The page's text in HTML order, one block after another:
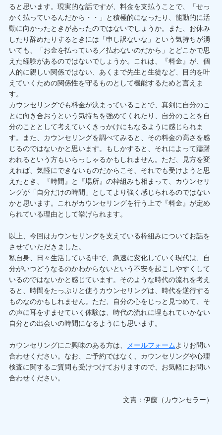
ると思います。現実的な話ですが、料金を支払うことで、「せっ
かく払っているんだから・・」と積極的になったり、能動的に活
動に向かったときがあったのではないでしょうか。また、お休み
したり辞めたりするときには「申し訳ないな」という気持ちが湧
いても、「お金を払っている／払わないのだから」とどこかで思
えた経験があるのではないでしょうか。これは、『料金』が、個
人的に親しい関係ではない、あくまで先生と生徒など、目的を叶
えていくための関係性を守るものとして機能するためと言えま
す。
カウンセリングでも料金が決まっていることで、真剣に自分のこ
とに向き合おうという気持ちを強めてくれたり、自分のことを自
分のこととして考えていくきっかけにもなるように感じられま
す。また、カウンセリングを調べてみると、その料金の高さを感
じるのではないかと思います。もしかすると、それによって躊躇
われるという方もいらっしゃるかもしれません。ただ、見方を変
えれば、気軽にできないものだからこそ、それでも受けようと思
えたとき、『時間』と『場所』の枠組みも相まって、カウンセリ
ングが「自分だけの時間」としてより強く感じられるのではない
かと思います。これがカウンセリングを行う上で『料金』が定め
られている理由として挙げられます。
以上、今回はカウンセリングを支えている枠組みについてお話を
させていただきました。
私自身、日々生活している中で、急速に変化していく現代は、自
分がいつどうなるのかわからないという不安を起こしやすくして
いるのではないかと感じています。そのような時代の流れを考え
ると、時間をたっぷりと使うカウンセリングは、時代を逆行する
ものなのかもしれません。ただ、自分の心をじっと見つめて、そ
の声に耳をすませていく体験は、時代の流れに埋もれていかない
自分との出会いの時間になるようにも思います。
カウンセリングにご興味のある方は、 メールフォームよりお問い
合わせください。なお、ご予約ではなく、カウンセリングや心理
検査に関するご質問も受けつけておりますので、お気軽にお問い
合わせください。
文責：伊藤（カウンセラー）